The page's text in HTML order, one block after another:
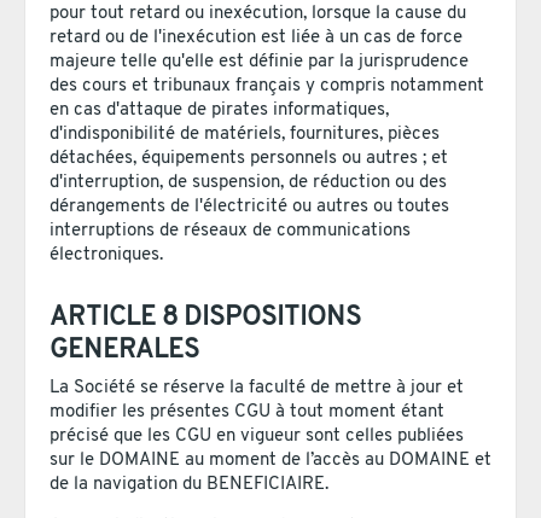
pour tout retard ou inexécution, lorsque la cause du
retard ou de l'inexécution est liée à un cas de force
majeure telle qu'elle est définie par la jurisprudence
des cours et tribunaux français y compris notamment
en cas d'attaque de pirates informatiques,
d'indisponibilité de matériels, fournitures, pièces
détachées, équipements personnels ou autres ; et
d'interruption, de suspension, de réduction ou des
dérangements de l'électricité ou autres ou toutes
interruptions de réseaux de communications
électroniques.
ARTICLE 8 DISPOSITIONS
GENERALES
La Société se réserve la faculté de mettre à jour et
modifier les présentes CGU à tout moment étant
précisé que les CGU en vigueur sont celles publiées
sur le DOMAINE au moment de l’accès au DOMAINE et
de la navigation du BENEFICIAIRE.